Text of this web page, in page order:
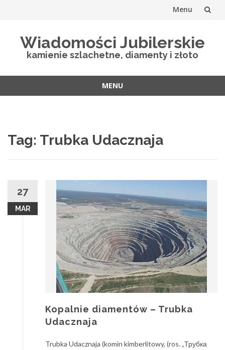
Menu
Wiadomości Jubilerskie
kamienie szlachetne, diamenty i złoto
MENU
Tag: Trubka Udacznaja
27
MAR
Kopalnie diamentów – Trubka
Udacznaja
Trubka Udacznaja (komin kimberlitowy, (ros. „Трубка